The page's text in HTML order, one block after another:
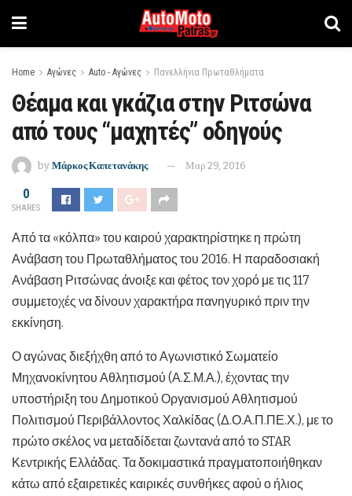
Home Αγώνες Auto - Αγώνες Πανελλήνια Πρωταθλήματα
Θέαμα και γκάζια στην Ριτσώνα
από τους “μαχητές” οδηγούς
by Μάρκος Καπετανάκης Μαρ 29, 2016
0
SHARES
Από τα «κόλπα» του καιρού χαρακτηρίστηκε η πρώτη
Ανάβαση του Πρωταθλήματος του 2016. Η παραδοσιακή
Ανάβαση Ριτσώνας άνοιξε και φέτος τον χορό με τις 117
συμμετοχές να δίνουν χαρακτήρα πανηγυρικό πριν την
εκκίνηση.
Ο αγώνας διεξήχθη από το Αγωνιστικό Σωματείο
Μηχανοκίνητου Αθλητισμού (Α.Σ.Μ.Α.), έχοντας την
υποστήριξη του Δημοτικού Οργανισμού Αθλητισμού
Πολιτισμού Περιβάλλοντος Χαλκίδας (Δ.Ο.Α.Π.ΠΕ.Χ.), με το
πρώτο σκέλος να μεταδίδεται ζωντανά από το STAR
Κεντρικής Ελλάδας. Τα δοκιμαστικά πραγματοποιήθηκαν
κάτω από εξαιρετικές καιρικές συνθήκες αφού ο ήλιος